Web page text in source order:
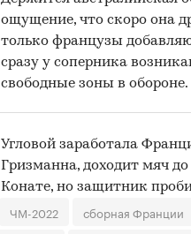
ощущение, что скоро она
только французы
сразу у соперника
свободные зоны в обороне.
Угловой заработала
Гризманна, доходит мяч
Конате, но защитник
ЧМ-2022
сборная Франции